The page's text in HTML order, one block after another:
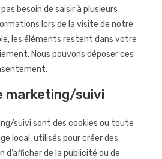
besoin de saisir à plusieurs
lors de la visite de notre
les éléments restent dans votre
Nous pouvons déposer ces
marketing/suivi
suivi sont des cookies ou toute
local, utilisés pour créer des
d’afficher de la publicité ou de